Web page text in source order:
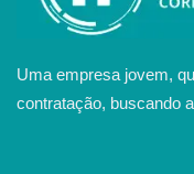
Uma empresa jovem,
contratação, buscando